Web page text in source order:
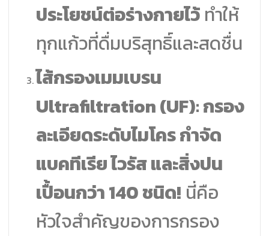
ประโยชน์ต่อร่างกายไว้ทำให้
ทุกแก้วที่ดื่มบริสุทธิ์และสดชื่น
ไส้กรองเมมเบรน
Ultrafiltration (UF): กรอง
ละเอียดระดับไมโคร กำจัด
แบคทีเรีย ไวรัส และสิ่งปน
เปื้อนกว่า 140 ชนิด! นี่คือ
หัวใจสำคัญของการกรอง